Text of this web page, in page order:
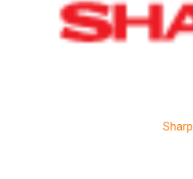
Sharp